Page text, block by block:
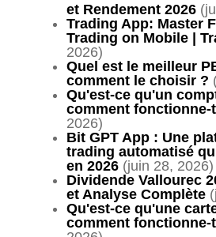
et Rendement 2026
Trading App: Master
Trading on Mobile |
2026)
Quel est le meilleur
comment le choisir ?
Qu'est-ce qu'un
comment fonctionne-
2026)
Bit GPT App : Une
trading automatisé
en 2026 (juin 28, 2026)
Dividende Vallourec
et Analyse Complète
Qu'est-ce qu'une
comment fonctionne-